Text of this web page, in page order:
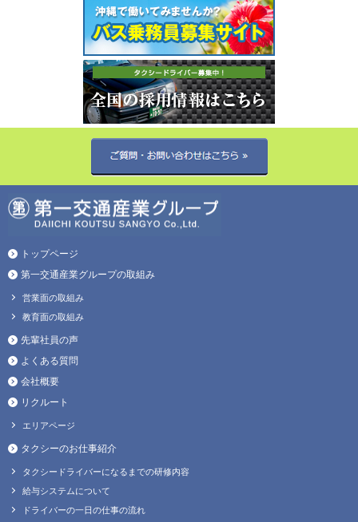
トップページ
第一交通産業グループの取組み
営業面の取組み
教育面の取組み
先輩社員の声
よくある質問
会社概要
リクルート
エリアページ
タクシーのお仕事紹介
タクシードライバーになるまでの研修内容
給与システムについて
ドライバーの一日の仕事の流れ